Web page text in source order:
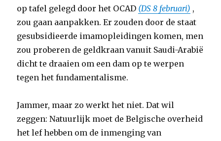
op tafel gelegd door het OCAD (DS 8 februari) ,
zou gaan aanpakken. Er zouden door de staat
gesubsidieerde imamopleidingen komen, men
zou proberen de geldkraan vanuit Saudi-Arabië
dicht te draaien om een dam op te werpen
tegen het fundamentalisme.
Jammer, maar zo werkt het niet. Dat wil
zeggen: Natuurlijk moet de Belgische overheid
het lef hebben om de inmenging van